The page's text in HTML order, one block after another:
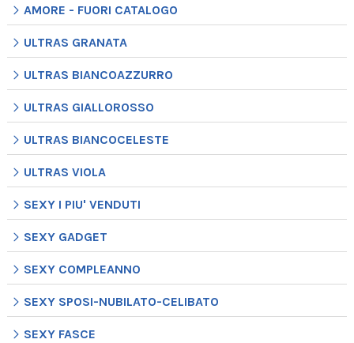
AMORE - FUORI CATALOGO
ULTRAS GRANATA
ULTRAS BIANCOAZZURRO
ULTRAS GIALLOROSSO
ULTRAS BIANCOCELESTE
ULTRAS VIOLA
SEXY I PIU' VENDUTI
SEXY GADGET
SEXY COMPLEANNO
SEXY SPOSI-NUBILATO-CELIBATO
SEXY FASCE